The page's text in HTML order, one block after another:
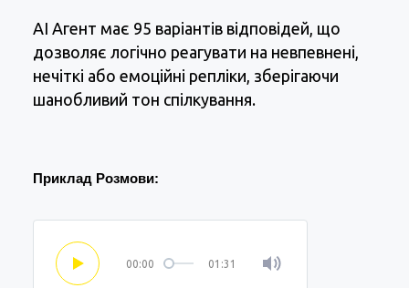
АІ Агент має 95 варіантів відповідей, що
дозволяє логічно реагувати на невпевнені,
нечіткі або емоційні репліки, зберігаючи
шанобливий тон спілкування.
Приклад Розмови:
00:00 01:31